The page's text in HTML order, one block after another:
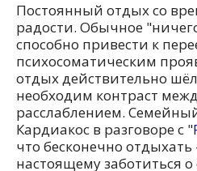
Постоянный отдых со
радости. Обычное
способно привести к
психосоматическим
отдых действительно
необходим контраст
расслаблением.
Кардиакос в разговоре с "
что бесконечно отдыхать
настоящему заботиться о